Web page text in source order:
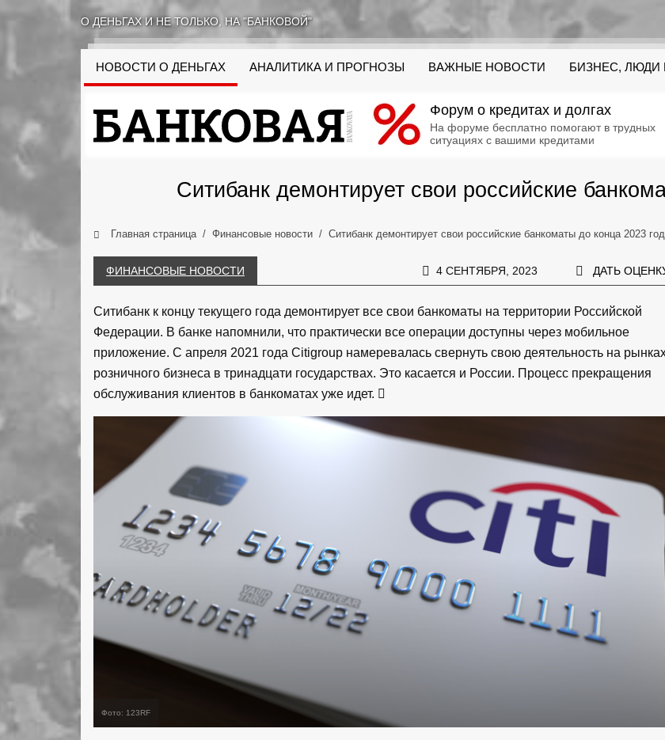
О ДЕНЬГАХ И НЕ ТОЛЬКО, НА "БАНКОВОЙ"
НОВОСТИ О ДЕНЬГАХ АНАЛИТИКА И ПРОГНОЗЫ ВАЖНЫЕ НОВОСТИ БИЗНЕС,
Форум о кредитах и долгах
На форуме бесплатно помогают в трудных
ситуациях с вашими кредитами
Ситибанк демонтирует свои российские
Главная страница Финансовые новости Ситибанк демонтирует свои российские банкоматы до конца 2023
ФИНАНСОВЫЕ НОВОСТИ 4 СЕНТЯБРЯ, 2023 ДАТЬ
Ситибанк к концу текущего года демонтирует все свои банкоматы на территории Российской
Федерации. В банке напомнили, что практически все операции доступны через мобильное
приложение. С апреля 2021 года Citigroup намеревалась свернуть свою деятельность на
розничного бизнеса в тринадцати государствах. Это касается и России. Процесс прекращения
обслуживания клиентов в банкоматах уже идет.
Фото: 123RF